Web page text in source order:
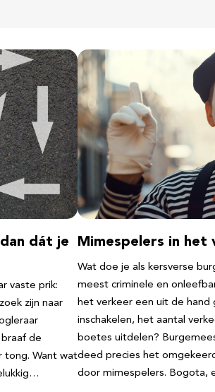
dát je
vaste prik:
zijn naar
de
tong. Want wat
Mimespelers in het
Wat doe je als kersverse
meest criminele en
het verkeer een uit de hand
inschakelen, het aantal
boetes uitdelen?
deed precies het
door mimespelers. Bogota,